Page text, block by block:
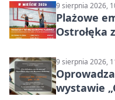
9 sierpnia 2026,
Plażowe
Ostrołęka
9 sierpnia 2026,
wystawie